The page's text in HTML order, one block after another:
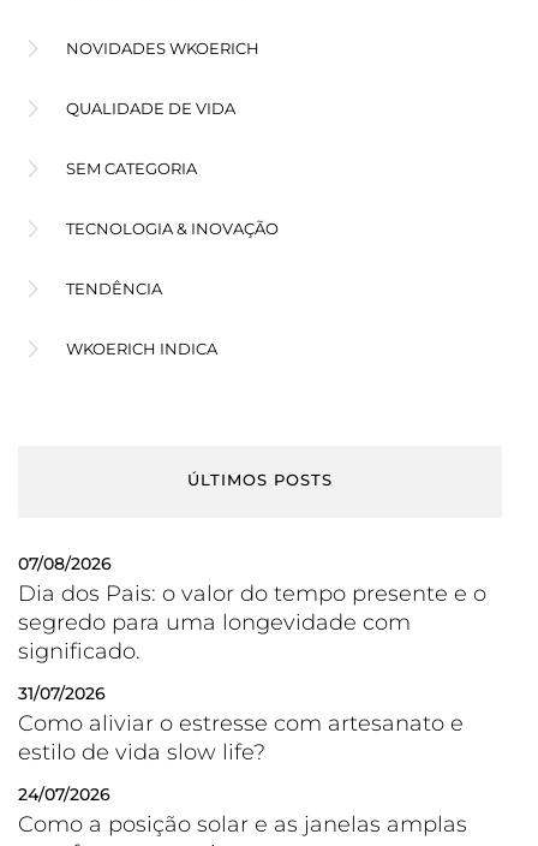
NOVIDADES WKOERICH
QUALIDADE DE VIDA
SEM CATEGORIA
TECNOLOGIA & INOVAÇÃO
TENDÊNCIA
WKOERICH INDICA
ÚLTIMOS POSTS
07/08/2026
Dia dos Pais: o valor do tempo presente e o
segredo para uma longevidade com
significado.
31/07/2026
Como aliviar o estresse com artesanato e
estilo de vida slow life?
24/07/2026
Como a posição solar e as janelas amplas